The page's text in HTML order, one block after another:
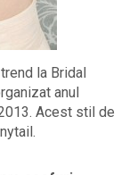
la Bridal
anul
Acest stil de